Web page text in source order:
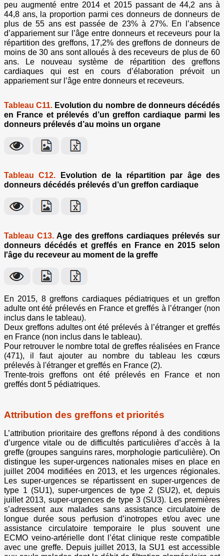
peu augmenté entre 2014 et 2015 passant de 44,2 ans à
44,8 ans, la proportion parmi ces donneurs de donneurs de
plus de 55 ans est passée de 23% à 27%. En l’absence
d’appariement sur l’âge entre donneurs et receveurs pour la
répartition des greffons, 17,2% des greffons de donneurs de
moins de 30 ans sont alloués à des receveurs de plus de 60
ans. Le nouveau système de répartition des greffons
cardiaques qui est en cours d’élaboration prévoit un
appariement sur l’âge entre donneurs et receveurs.
Tableau C11. Evolution du nombre de donneurs décédés
en France et prélevés d’un greffon cardiaque parmi les
donneurs prélevés d’au moins un organe
Tableau C12. Evolution de la répartition par âge des
donneurs décédés prélevés d’un greffon cardiaque
Tableau C13.Age des greffons cardiaques prélevés sur
donneurs décédés et greffés en France en 2015 selon
l'âge du receveur au moment de la greffe
En 2015, 8 greffons cardiaques pédiatriques et un greffon
adulte ont été prélevés en France et greffés à l’étranger (non
inclus dans le tableau).
Deux greffons adultes ont été prélevés à l’étranger et greffés
en France (non inclus dans le tableau).
Pour retrouver le nombre total de greffes réalisées en France
(471), il faut ajouter au nombre du tableau les cœurs
prélevés à l'étranger et greffés en France (2).
Trente-trois greffons ont été prélevés en France et non
greffés dont 5 pédiatriques.
Attribution des greffons et priorités
L’attribution prioritaire des greffons répond à des conditions
d’urgence vitale ou de difficultés particulières d’accès à la
greffe (groupes sanguins rares, morphologie particulière). On
distingue les super-urgences nationales mises en place en
juillet 2004 modifiées en 2013, et les urgences régionales.
Les super-urgences se répartissent en super-urgences de
type 1 (SU1), super-urgences de type 2 (SU2), et, depuis
juillet 2013, super-urgences de type 3 (SU3). Les premières
s’adressent aux malades sans assistance circulatoire de
longue durée sous perfusion d’inotropes et/ou avec une
assistance circulatoire temporaire le plus souvent une
ECMO veino-artérielle dont l’état clinique reste compatible
avec une greffe. Depuis juillet 2013, la SU1 est accessible